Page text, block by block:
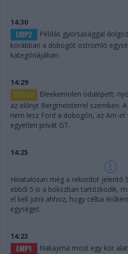
14:30
Példás gyorsasággal
korábban a dobogót ostromló
kategóriájában.
14:29
Bleekemolen odalépett:
az előnyt Bergmeisterrel szemben.
nem lesz Ford a dobogón, az Am-
egyetlen privát GT.
14:25
Hivatalosan még a rekordot jelentő
ebből 5 is a bokszban tartózkodik,
el kell jutni ahhoz, hogy célba
egységet.
14:23
Nakajima most egy kör